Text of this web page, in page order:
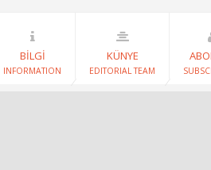
BİLGİ
INFORMATION
KÜNYE
EDITORIAL TEAM